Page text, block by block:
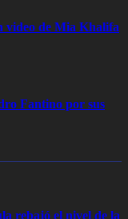
video de Mia Khalifa
Fantino por sus
rebajó el nivel de la